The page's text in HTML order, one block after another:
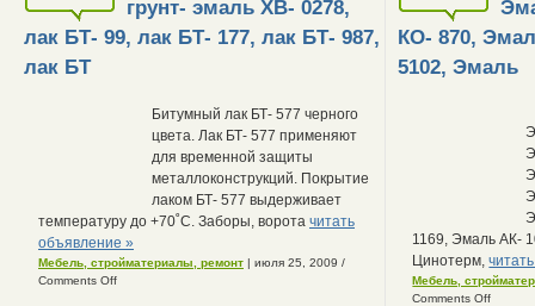
грунт- эмаль ХВ- 0278,
лак БТ- 99, лак БТ- 177, лак БТ- 987,
лак БТ
Битумный лак БТ- 577 черного
цвета. Лак БТ- 577 применяют
для временной защиты
металлоконструкций. Покрытие
лаком БТ- 577 выдерживает
температуру до +70˚С. Заборы, ворота читать
объявление »
Мебель, стройматериалы, ремонт | июля 25, 2009 /
Comments Off
КО- 870,
5102, Эмаль
1169, Эмаль АК-
Цинотерм,
Мебель,
Comments Off